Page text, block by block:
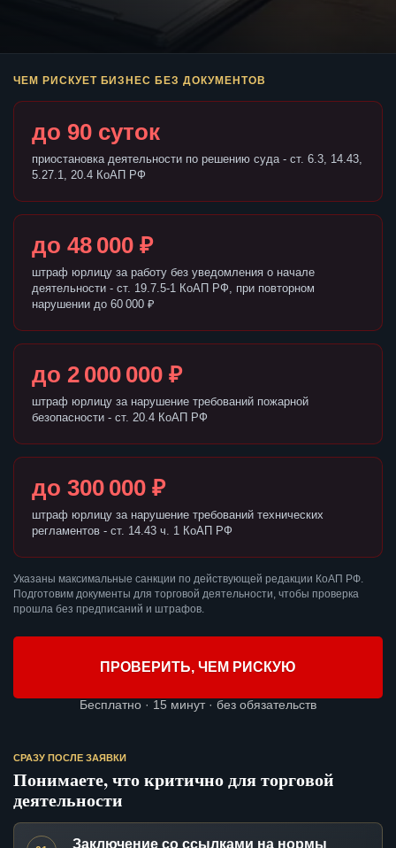
ЧЕМ РИСКУЕТ БИЗНЕС БЕЗ ДОКУМЕНТОВ
до 90 суток
приостановка деятельности по решению суда - ст. 6.3, 14.43,
5.27.1, 20.4 КоАП РФ
до 48 000 ₽
штраф юрлицу за работу без уведомления о начале
деятельности - ст. 19.7.5-1 КоАП РФ, при повторном
нарушении до 60 000 ₽
до 2 000 000 ₽
штраф юрлицу за нарушение требований пожарной
безопасности - ст. 20.4 КоАП РФ
до 300 000 ₽
штраф юрлицу за нарушение требований технических
регламентов - ст. 14.43 ч. 1 КоАП РФ
Указаны максимальные санкции по действующей редакции КоАП РФ.
Подготовим документы для торговой деятельности, чтобы проверка
прошла без предписаний и штрафов.
ПРОВЕРИТЬ, ЧЕМ РИСКУЮ
Бесплатно · 15 минут · без обязательств
СРАЗУ ПОСЛЕ ЗАЯВКИ
Понимаете, что критично для торговой
деятельности
Заключение со ссылками на нормы